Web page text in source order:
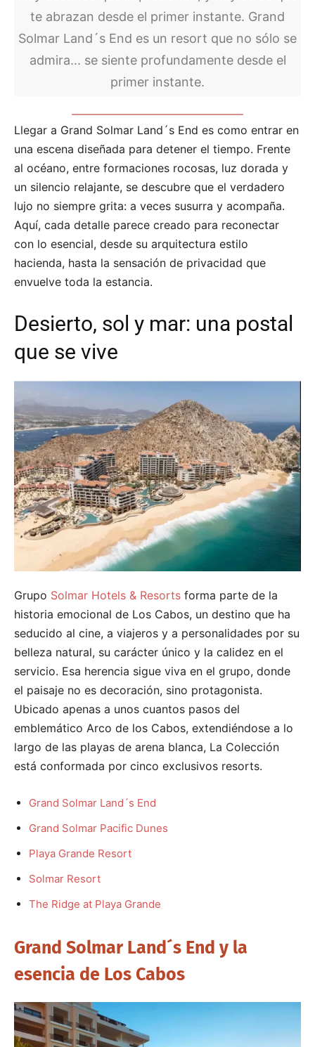
te abrazan desde el primer instante. Grand
Solmar Land´s End es un resort que no sólo se
admira... se siente profundamente desde el
primer instante.
Llegar a Grand Solmar Land´s End es como entrar en
una escena diseñada para detener el tiempo. Frente
al océano, entre formaciones rocosas, luz dorada y
un silencio relajante, se descubre que el verdadero
lujo no siempre grita: a veces susurra y acompaña.
Aquí, cada detalle parece creado para reconectar
con lo esencial, desde su arquitectura estilo
hacienda, hasta la sensación de privacidad que
envuelve toda la estancia.
Desierto, sol y mar: una postal
que se vive
Grupo Solmar Hotels & Resorts forma parte de la
historia emocional de Los Cabos, un destino que ha
seducido al cine, a viajeros y a personalidades por su
belleza natural, su carácter único y la calidez en el
servicio. Esa herencia sigue viva en el grupo, donde
el paisaje no es decoración, sino protagonista.
Ubicado apenas a unos cuantos pasos del
emblemático Arco de los Cabos, extendiéndose a lo
largo de las playas de arena blanca, La Colección
está conformada por cinco exclusivos resorts.
Grand Solmar Land´s End
Grand Solmar Pacific Dunes
Playa Grande Resort
Solmar Resort
The Ridge at Playa Grande
Grand Solmar Land´s End y la
esencia de Los Cabos